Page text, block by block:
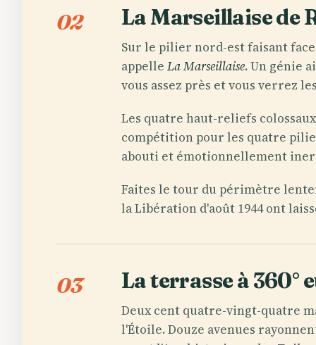
02 La Marseillaise de
Sur le pilier nord-est faisant
appelle La Marseillaise. Un génie
vous assez près et vous verrez
Les quatre haut-reliefs
compétition pour les quatre
abouti et émotionnellement
Faites le tour du périmètre
la Libération d'août 1944 ont
03 La terrasse à 360°
Deux cent quatre-vingt-quatre
l'Étoile. Douze avenues